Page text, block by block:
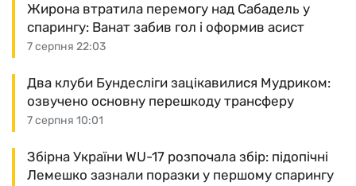
7 серпня 22:03
Жирона втратила перемогу над Сабадель у
спарингу: Ванат забив гол і оформив асист
7 серпня 10:01
Два клуби Бундесліги зацікавилися Мудриком:
озвучено основну перешкоду трансферу
Збірна України WU-17 розпочала збір: підопічні
Лемешко зазнали поразки у першому спарингу